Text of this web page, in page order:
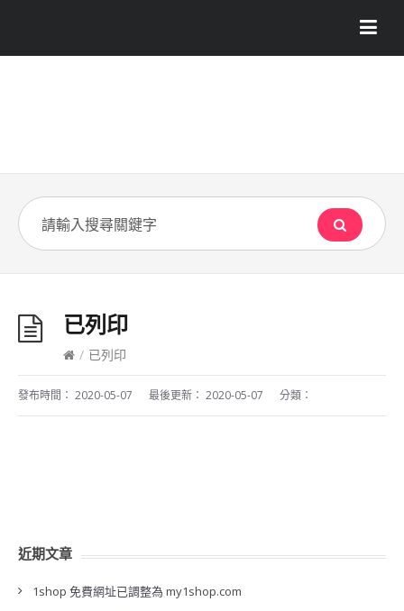
已列印
/ 已列印
發布時間： 2020-05-07 最後更新： 2020-05-07 分類：
近期文章
1shop 免費網址已調整為 my1shop.com